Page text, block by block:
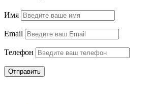
Имя
Email
Телефон
Отправить